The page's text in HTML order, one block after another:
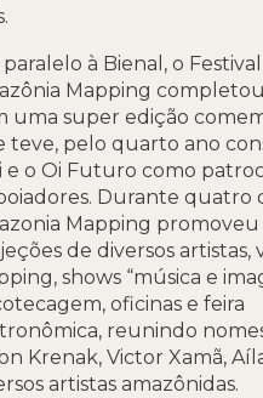
paralelo à Bienal, o Festival
Mapping completou
uma super edição
teve, pelo quarto ano
e o Oi Futuro como
Durante quatro
Mapping promoveu
de diversos artistas,
shows “música e
oficinas e feira
reunindo
Krenak, Victor Xamã,
artistas amazônidas.